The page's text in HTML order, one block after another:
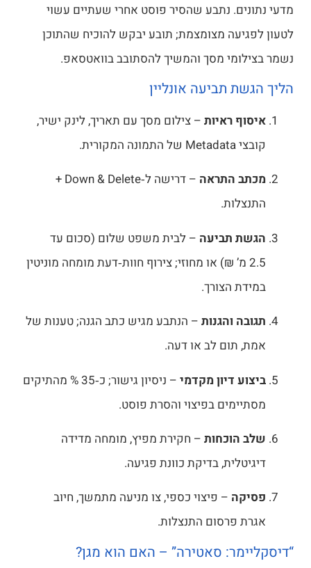
נתבע שהסיר פוסט אחרי שעתיים עשוי
מצומצמת; תובע יבקש להוכיח שהתוכן
מסך והמשיך להסתובב בוואטסאפ.
תביעה אונליין
ראיות – צילום מסך עם תאריך, לינק ישיר,
התראה
– דרישה ל‑Down & Delete +
תביעה– לבית משפט שלום (סכום עד
מ’ ₪) או מחוזי; צירוף חוות‑דעת מומחה מוניטין
הצורך.
והגנות– הנתבע מגיש כתב הגנה; טענות של
תום לב או דעה.
דיון מקדמי
– ניסיון גישור; כ‑35 % מהתיקים
בפיצוי והסרת פוסט.
הוכחות – חקירת מפיץ, מומחה מדידה
בדיקת כוונת פגיעה.
– פיצוי כספי, צו מניעה מתמשך, חיוב
פרסום התנצלות.
סאטירה” – האם הוא מגן?